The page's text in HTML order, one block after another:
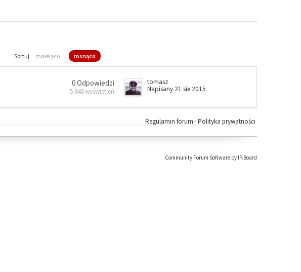
Sortuj malejąco rosnąco
0 Odpowiedzi
5 943 wyświetleń
tomasz
Napisany 21 sie 2015
Polityka prywatności
Regulamin forum ·
Community Forum Software by IP.Board